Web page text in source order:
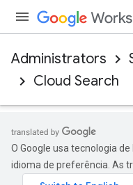
Administrators
Cloud Search
O Google usa tecnologia
idioma de preferência. As